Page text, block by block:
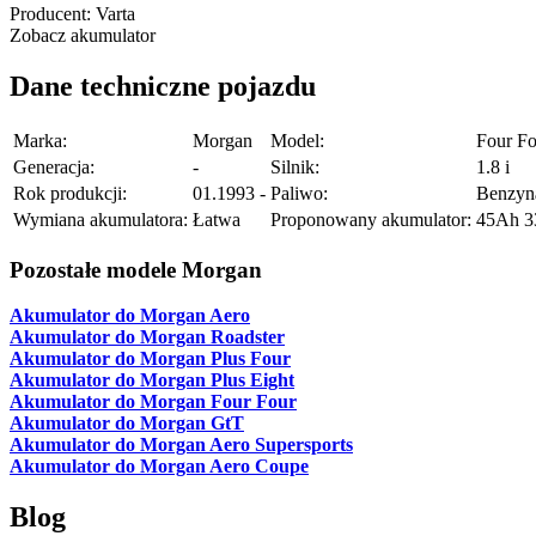
Producent: Varta
Zobacz akumulator
Dane techniczne pojazdu
Marka: Morgan Model:
Four
Generacja:
- Silnik:
1.8 i
Rok produkcji:
01.1993 - Paliwo:
Wymiana akumulatora: Łatwa Proponowany akumulator: 45Ah
Pozostałe modele Morgan
Akumulator do Morgan Aero
Akumulator do Morgan Roadster
Akumulator do Morgan Plus Four
Akumulator do Morgan Plus Eight
Akumulator do Morgan Four Four
Akumulator do Morgan GtT
Akumulator do Morgan Aero Supersports
Akumulator do Morgan Aero Coupe
Blog